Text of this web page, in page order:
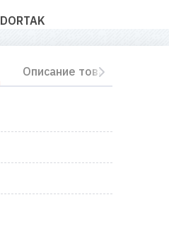
DORTAK
Описание товара